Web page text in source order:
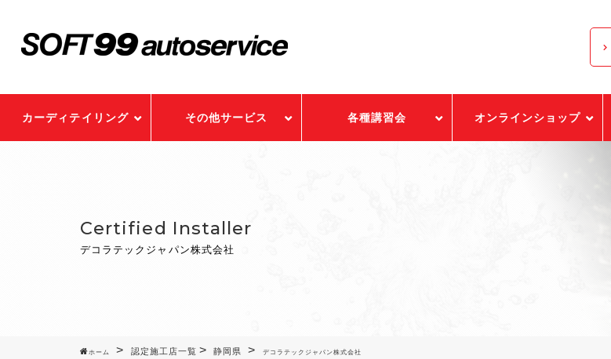
カーディテイリング その他サービス 各種講習会 オンラインショップ
Certified Installer
デコラテックジャパン株式会社
ホーム 認定施工店一覧 静岡県 デコラテックジャパン株式会社